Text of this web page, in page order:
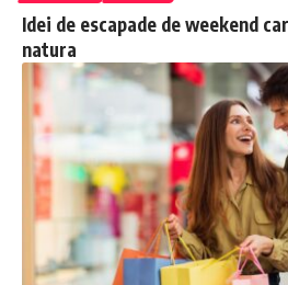
Idei de escapade de weekend
natura